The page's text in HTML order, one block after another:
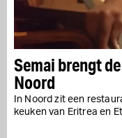
Semai brengt
Noord
In Noord zit een
keuken van Eritrea en